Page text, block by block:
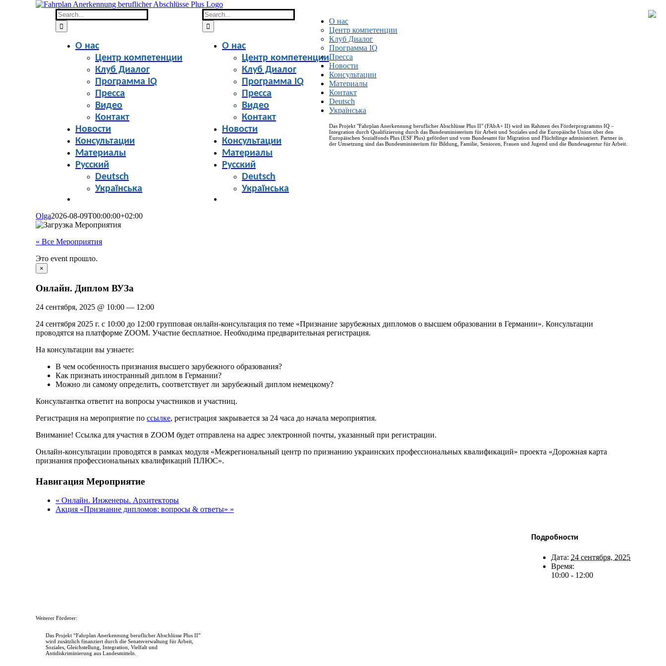
Skip
content
Search
for:
О нас
Центр компетенции
Клуб Диалог
Программа IQ
Пресса
Видео
Контакт
Новости
Консультации
Материалы
Русский
Deutsch
Українська
Search
for:
О нас
Центр компетенции
Клуб Диалог
Программа IQ
Пресса
Видео
Контакт
Новости
Консультации
Материалы
Русский
Deutsch
Українська
О нас
Центр компетенции
Клуб Диалог
Программа IQ
Пресса
Новости
Консультации
Материалы
Контакт
Deutsch
Українська
Olga2026-08-09T00:00:00+02:00
« Все Мероприятия
Это event прошло.
×
Онлайн. Диплом ВУЗа
24 сентября, 2025 @ 10:00 — 12:00
24 сентября 2025 г. с 10:00 до 12:00 групповая онлайн-консультация по теме «Признание зарубежных дипломов о высшем образовании в Германии». Консультации
проводятся на платформе ZOOM. Участие бесплатное. Необходима предварительная регистрация.
На консультации вы узнаете:
В чем особенность признания высшего зарубежного образования?
Как признать иностранный диплом в Германии?
Можно ли самому определить, соответствует ли зарубежный диплом немецкому?
Консультантка ответит на вопросы участников и участниц.
Регистрация на мероприятие по ссылке, регистрация закрывается за 24 часа до начала мероприятия.
Внимание! Ссылка для участия в ZOOM будет отправлена на адрес электронной почты, указанный при регистрации.
Онлайн-консультации проводятся в рамках модуля «Межрегиональный центр по признанию украинских профессиональных квалификаций» проекта «Дорожная карта
признания профессиональных квалификаций ПЛЮС».
Facebook
X
Bluesky
Reddit
LinkedIn
WhatsApp
Telegram
Tumblr
Xing
Email
Copy
Навигация Мероприятие
« Онлайн. Инженеры. Архитекторы
Акция «Признание дипломов: вопросы & ответы» »
Подробности
Дата: 24 сентября, 2025
Время:
10:00 - 12:00
Das Projekt "Fahrplan Anerkennung beruflicher Abschlüsse Plus II" (FAbA+ II) wird im Rahmen des Förderprogramms IQ –
Integration durch Qualifizierung durch das Bundesministerium für Arbeit und Soziales und die Europäische Union über den
Europäischen Sozialfonds Plus (ESF Plus) gefördert und vom Bundesamt für Migration und Flüchtlinge administriert. Partner in
der Umsetzung sind das Bundesministerium für Bildung, Familie, Senioren, Frauen und Jugend und die Bundesagentur für Arbeit.
Weiterer Förderer:
Das Projekt “Fahrplan Anerkennung beruflicher Abschlüsse Plus II”
wird zusätzlich finanziert durch die Senatsverwaltung für Arbeit,
Soziales, Gleichstellung, Integration, Vielfalt und
Antidiskriminierung aus Landesmitteln.